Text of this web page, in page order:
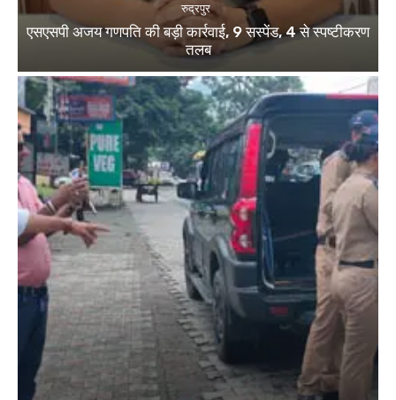
रुद्रपुर
एसएसपी अजय गणपति की बड़ी कार्रवाई, 9 सस्पेंड, 4 से स्पष्टीकरण
तलब